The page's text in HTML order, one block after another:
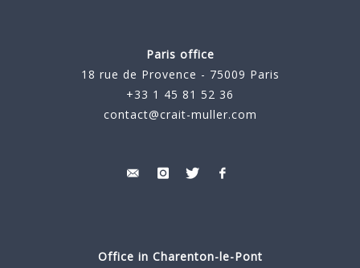
Paris office
18 rue de Provence - 75009 Paris
+33 1 45 81 52 36
contact@crait-muller.com
Office in Charenton-le-Pont